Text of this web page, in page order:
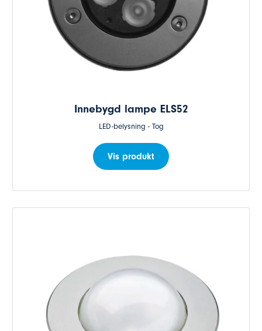
Innebygd lampe ELS52
LED-belysning - Tog
Vis produkt